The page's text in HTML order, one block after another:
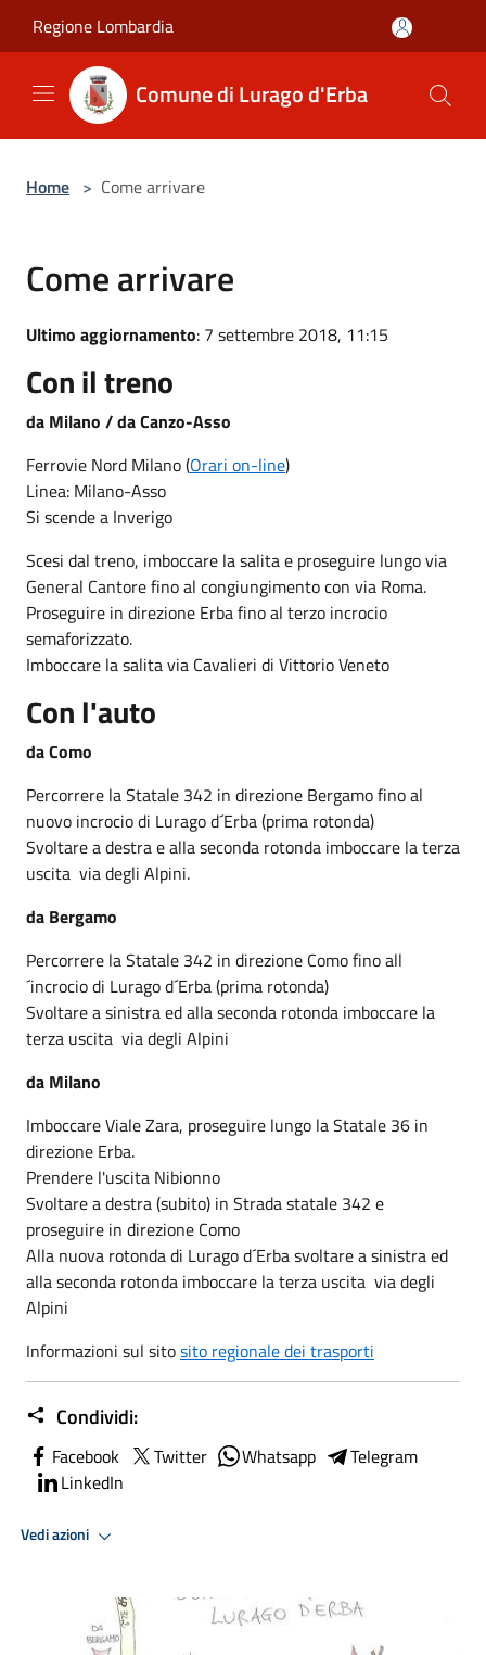
Regione Lombardia
Comune di Lurago d'Erba
Home > Come arrivare
Come arrivare
Ultimo aggiornamento: 7 settembre 2018, 11:15
Con il treno
da Milano / da Canzo-Asso
Ferrovie Nord Milano (Orari on-line)
Linea: Milano-Asso
Si scende a Inverigo
Scesi dal treno, imboccare la salita e proseguire lungo via
General Cantore fino al congiungimento con via Roma.
Proseguire in direzione Erba fino al terzo incrocio
semaforizzato.
Imboccare la salita via Cavalieri di Vittorio Veneto
Con l'auto
da Como
Percorrere la Statale 342 in direzione Bergamo fino al
nuovo incrocio di Lurago d´Erba (prima rotonda)
Svoltare a destra e alla seconda rotonda imboccare la terza
uscita ­ via degli Alpini.
da Bergamo
Percorrere la Statale 342 in direzione Como fino all
´incrocio di Lurago d´Erba (prima rotonda)
Svoltare a sinistra ed alla seconda rotonda imboccare la
terza uscita ­ via degli Alpini
da Milano
Imboccare Viale Zara, proseguire lungo la Statale 36 in
direzione Erba.
Prendere l'uscita Nibionno
Svoltare a destra (subito) in Strada statale 342 e
proseguire in direzione Como
Alla nuova rotonda di Lurago d´Erba svoltare a sinistra ed
alla seconda rotonda imboccare la terza uscita ­ via degli
Alpini
Informazioni sul sitosito regionale dei trasporti
Condividi:
Facebook Twitter Whatsapp
Telegram
LinkedIn
Vedi azioni